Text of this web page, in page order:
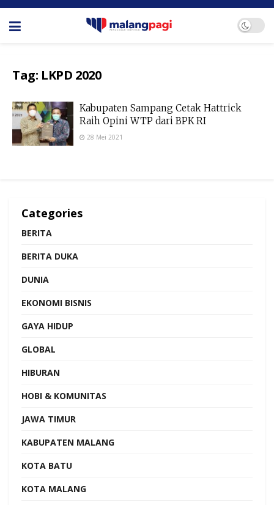
Tag: LKPD 2020
Kabupaten Sampang Cetak Hattrick
Raih Opini WTP dari BPK RI
28 Mei 2021
Categories
BERITA
BERITA DUKA
DUNIA
EKONOMI BISNIS
GAYA HIDUP
GLOBAL
HIBURAN
HOBI & KOMUNITAS
JAWA TIMUR
KABUPATEN MALANG
KOTA BATU
KOTA MALANG